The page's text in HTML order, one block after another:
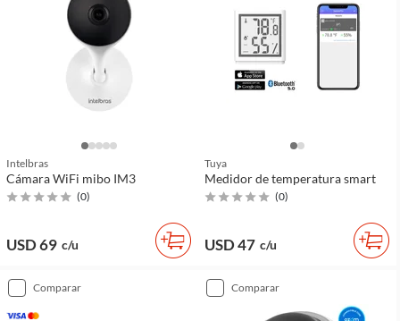
Intelbras
Cámara WiFi mibo IM3
(0)
USD 69 c/u
Tuya
Medidor de temperatura smart
(0)
USD 47 c/u
comparar comparar